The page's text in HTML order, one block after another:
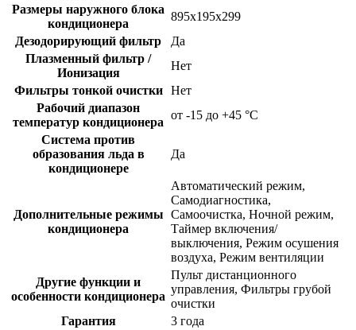
Размеры наружного блока
кондиционера
895x195x299
Дезодорирующий фильтр
Да
Плазменный фильтр /
Ионизация
Нет
Фильтры тонкой очистки
Нет
Рабочий диапазон
температур кондиционера
от -15 до +45 °C
Система против
образования льда в
кондиционере
Да
Дополнительные режимы
кондиционера
Автоматический режим,
Самодиагностика,
Самоочистка, Ночной режим,
Таймер включения/
выключения, Режим осушения
воздуха, Режим вентиляции
Другие функции и
особенности кондиционера
Пульт дистанционного
управления, Фильтры грубой
очистки
Гарантия
3 года